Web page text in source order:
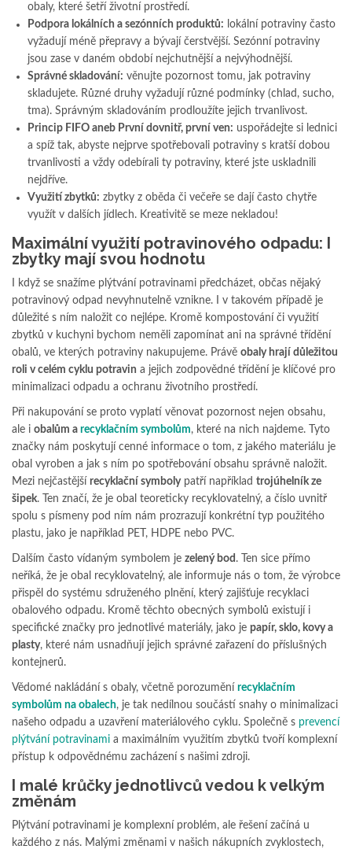
obaly, které šetří životní prostředí.
Podpora lokálních a sezónních produktů: lokální potraviny často
vyžadují méně přepravy a bývají čerstvější. Sezónní potraviny
jsou zase v daném období nejchutnější a nejvýhodnější.
Správné skladování: věnujte pozornost tomu, jak potraviny
skladujete. Různé druhy vyžadují různé podmínky (chlad, sucho,
tma). Správným skladováním prodloužíte jejich trvanlivost.
Princip FIFO aneb První dovnitř, první ven: uspořádejte si lednici
a spíž tak, abyste nejprve spotřebovali potraviny s kratší dobou
trvanlivosti a vždy odebírali ty potraviny, které jste uskladnili
nejdříve.
Využití zbytků: zbytky z oběda či večeře se dají často chytře
využít v dalších jídlech. Kreativitě se meze nekladou!
Maximální využití potravinového odpadu: I
zbytky mají svou hodnotu
I když se snažíme plýtvání potravinami předcházet, občas nějaký
potravinový odpad nevyhnutelně vznikne. I v takovém případě je
důležité s ním naložit co nejlépe. Kromě kompostování či využití
zbytků v kuchyni bychom neměli zapomínat ani na správné třídění
obalů, ve kterých potraviny nakupujeme. Právě obaly hrají důležitou
roli v celém cyklu potravin a jejich zodpovědné třídění je klíčové pro
minimalizaci odpadu a ochranu životního prostředí.
Při nakupování se proto vyplatí věnovat pozornost nejen obsahu,
ale i obalům a recyklačním symbolům, které na nich najdeme. Tyto
značky nám poskytují cenné informace o tom, z jakého materiálu je
obal vyroben a jak s ním po spotřebování obsahu správně naložit.
Mezi nejčastější recyklační symbolypatří například trojúhelník ze
šipek. Ten značí, že je obal teoreticky recyklovatelný, a číslo uvnitř
spolu s písmeny pod ním nám prozrazují konkrétní typ použitého
plastu, jako je například PET, HDPE nebo PVC.
Dalším často vídaným symbolem je zelený bod . Ten sice přímo
neříká, že je obal recyklovatelný, ale informuje nás o tom, že výrobce
přispěl do systému sdruženého plnění, který zajišťuje recyklaci
obalového odpadu. Kromě těchto obecných symbolů existují i
specifické značky pro jednotlivé materiály, jako je papír, sklo, kovy a
plasty, které nám usnadňují jejich správné zařazení do příslušných
kontejnerů.
Vědomé nakládání s obaly, včetně porozumění recyklačním
symbolům na obalech, je tak nedílnou součástí snahy o minimalizaci
našeho odpadu a uzavření materiálového cyklu. Společně s prevencí
plýtvání potravinami a maximálním využitím zbytků tvoří komplexní
přístup k odpovědnému zacházení s našimi zdroji.
I malé krůčky jednotlivců vedou k velkým
změnám
Plýtvání potravinami je komplexní problém, ale řešení začíná u
každého z nás. Malými změnami v našich nákupních zvyklostech,